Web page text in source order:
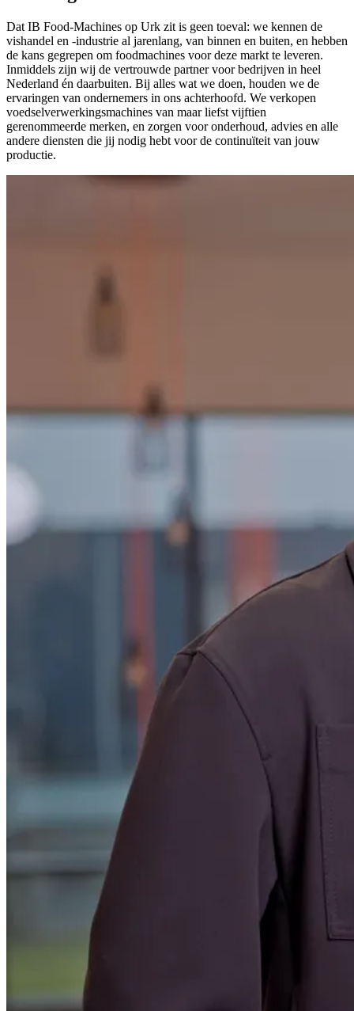
Dat IB Food-Machines op Urk zit is geen toeval: we kennen de
vishandel en -industrie al jarenlang, van binnen en buiten, en hebben
de kans gegrepen om foodmachines voor deze markt te leveren.
Inmiddels zijn wij de vertrouwde partner voor bedrijven in heel
Nederland én daarbuiten. Bij alles wat we doen, houden we de
ervaringen van ondernemers in ons achterhoofd. We verkopen
voedselverwerkingsmachines van maar liefst vijftien
gerenommeerde merken, en zorgen voor onderhoud, advies en alle
andere diensten die jij nodig hebt voor de continuïteit van jouw
productie.